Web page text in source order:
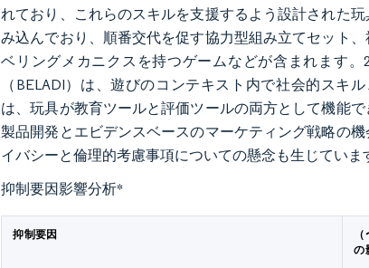
れており、これらのスキルを支援するよう設計された
み込んでおり、順番交代を促す協力型組み立てセット
ベリングメカニクスを持つゲームなどが含まれます
（BELADI）は、遊びのコンテキスト内で社会的ス
は、玩具が教育ツールと評価ツールの両方として機能
製品開発とエビデンスベースのマーケティング戦略の
イバシーと倫理的考慮事項についての懸念も生じていま
抑制要因影響分析*
抑制要因
の